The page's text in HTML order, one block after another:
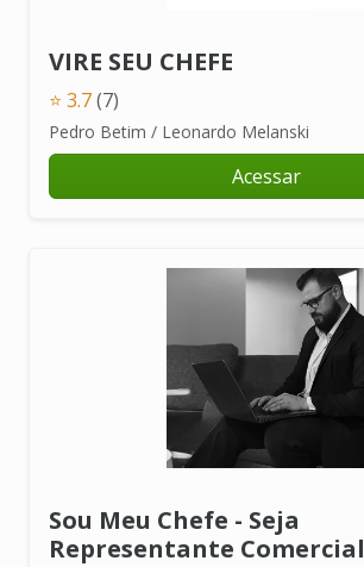
VIRE SEU CHEFE
⭐ 3.7(7)
Pedro Betim / Leonardo Melanski
Acessar
Sou Meu Chefe - Seja
Representante Comercial